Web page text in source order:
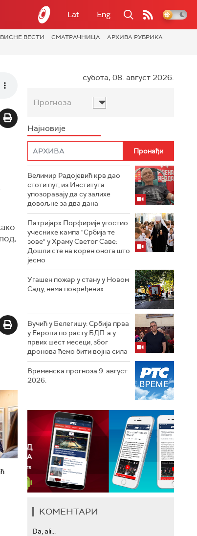
Lat Eng
ВЕСТИ СМАТРАЧНИЦА
АРХИВА РУБРИКА
субота, 08. август 2026.
Прогноза
Најновије
Велимир Радојевић крв дао
стоти пут, из Института
упозоравају да су залихе
довољне за два дана
Патријарх Порфирије угостио
учеснике кампа "Србија те
зове" у Храму Светог Саве:
Дошли сте на корен онога што
јесмо
Угашен пожар у стану у Новом
Саду, нема повређених
Вучић у Белегишу: Србија прва
у Европи по расту БДП-а у
првих шест месеци, због
дронова ћемо бити војна сила
Временска прогноза 9. август
2026.
КОМЕНТАРИ
Da, ali...